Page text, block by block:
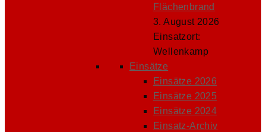
Flächenbrand
3. August 2026
Einsatzort:
Wellenkamp
Einsätze
Einsätze 2026
Einsätze 2025
Einsätze 2024
Einsatz-Archiv